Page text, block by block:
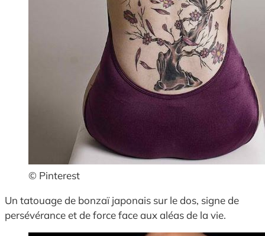
© Pinterest
Un tatouage de bonzaï japonais sur le dos, signe de
persévérance et de force face aux aléas de la vie.